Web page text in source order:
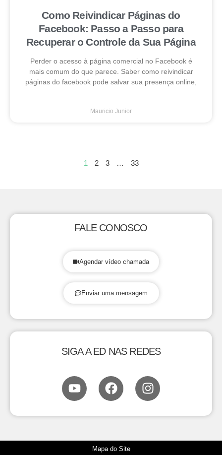
Como Reivindicar Páginas do
Facebook: Passo a Passo para
Recuperar o Controle da Sua Página
Perder o acesso à página comercial no Facebook é
mais comum do que parece. Saber como reivindicar
páginas do facebook pode salvar sua presença online,
Mauricio Junior
1 2 3 … 33
FALE CONOSCO
Agendar vídeo chamada
Enviar uma mensagem
SIGA A ED NAS REDES
Mapa do Site